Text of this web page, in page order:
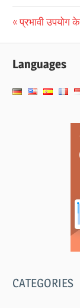
पोस्ट
नेविगेशन
Previous
प्रभावी उपयोग
Languages
CATEGORIES